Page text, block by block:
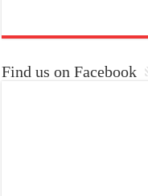
Find us on Facebook